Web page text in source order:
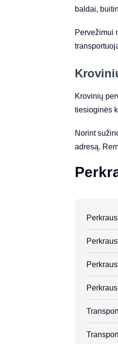
baldai,
Pervežimui
Krovinių
tiesioginės
Norint
adresą.